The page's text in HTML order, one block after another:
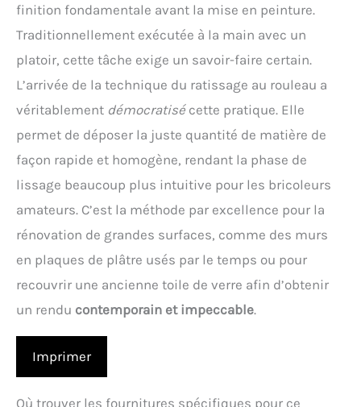
finition fondamentale avant la mise en peinture.
Traditionnellement exécutée à la main avec un
platoir, cette tâche exige un savoir-faire certain.
L’arrivée de la technique du ratissage au rouleau a
véritablement démocratisécette pratique. Elle
permet de déposer la juste quantité de matière de
façon rapide et homogène, rendant la phase de
lissage beaucoup plus intuitive pour les bricoleurs
amateurs. C’est la méthode par excellence pour la
rénovation de grandes surfaces, comme des murs
en plaques de plâtre usés par le temps ou pour
recouvrir une ancienne toile de verre afin d’obtenir
un rendu contemporain et impeccable.
Imprimer
Où trouver les fournitures spécifiques pour ce